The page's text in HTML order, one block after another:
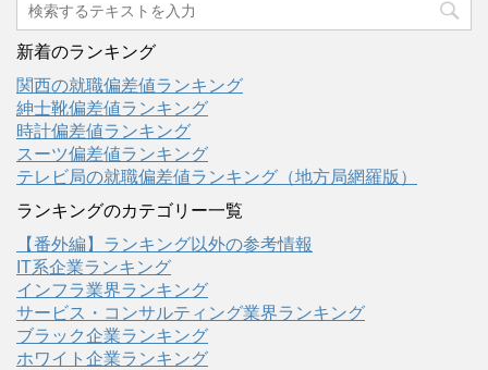
新着のランキング
関西の就職偏差値ランキング
紳士靴偏差値ランキング
時計偏差値ランキング
スーツ偏差値ランキング
テレビ局の就職偏差値ランキング（地方局網羅版）
ランキングのカテゴリー一覧
【番外編】ランキング以外の参考情報
IT系企業ランキング
インフラ業界ランキング
サービス・コンサルティング業界ランキング
ブラック企業ランキング
ホワイト企業ランキング